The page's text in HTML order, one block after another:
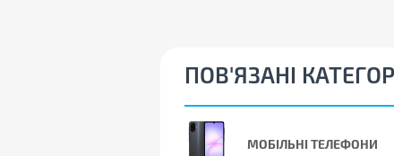
ПОВ'ЯЗАНІ
МОБІЛЬНІ ТЕЛЕФОНИ